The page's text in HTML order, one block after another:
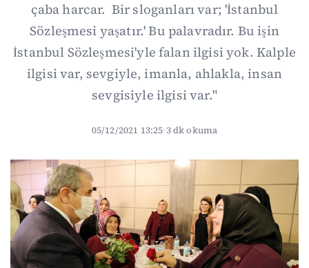
çaba harcar. Bir sloganları var; 'İstanbul
Sözleşmesi yaşatır.' Bu palavradır. Bu işin
İstanbul Sözleşmesi'yle falan ilgisi yok. Kalple
ilgisi var, sevgiyle, imanla, ahlakla, insan
sevgisiyle ilgisi var."
05/12/2021 13:25·3 dk okuma